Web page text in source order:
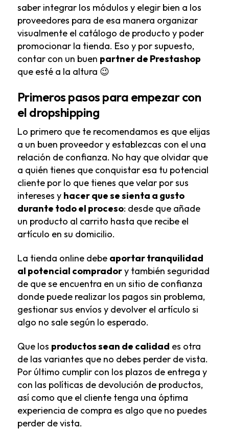
saber integrar los módulos y elegir bien a los
proveedores para de esa manera organizar
visualmente el catálogo de producto y poder
promocionar la tienda. Eso y por supuesto,
contar con un buen partner de Prestashop
que esté a la altura 😉
Primeros pasos para empezar con
el dropshipping
Lo primero que te recomendamos es que elijas
a un buen proveedor y establezcas con el una
relación de confianza. No hay que olvidar que
a quién tienes que conquistar esa tu potencial
cliente por lo que tienes que velar por sus
intereses y hacer que se sienta a gusto
durante todo el proceso: desde que añade
un producto al carrito hasta que recibe el
artículo en su domicilio.
La tienda online debe aportar tranquilidad
al potencial compradory también seguridad
de que se encuentra en un sitio de confianza
donde puede realizar los pagos sin problema,
gestionar sus envíos y devolver el artículo si
algo no sale según lo esperado.
Que los productos sean de calidad es otra
de las variantes que no debes perder de vista.
Por último cumplir con los plazos de entrega y
con las políticas de devolución de productos,
así como que el cliente tenga una óptima
experiencia de compra es algo que no puedes
perder de vista.